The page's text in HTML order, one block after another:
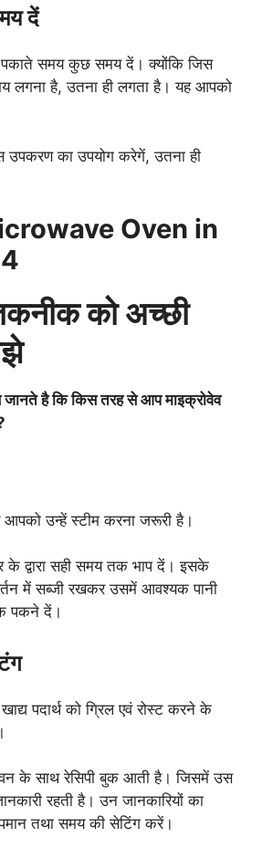
दें
समय कुछ समय दें। क्योंकि जिस
लगना है, उतना ही लगता है। यह आपको
का उपयोग करेगें, उतना ही
Oven in
को अच्छी
जानते है कि किस तरह से आप माइक्रोवेव
आपको उन्हें स्टीम करना जरूरी है।
के द्वारा सही समय तक भाप दें। इसके
में सब्जी रखकर उसमें आवश्यक पानी
पकने दें।
पदार्थ को ग्रिल एवं रोस्ट करने के
के साथ रेसिपी बुक आती है। जिसमें उस
रहती है। उन जानकारियों का
तथा समय की सेटिंग करें।